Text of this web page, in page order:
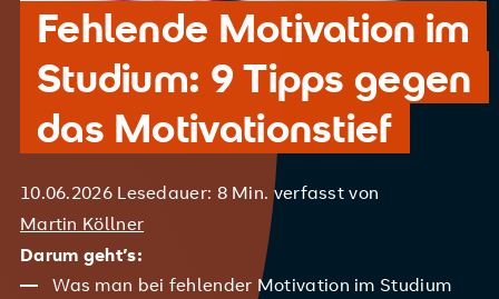
Fehlende Motivation im
Studium: 9 Tipps gegen
das Motivationstief
10.06.2026 Lesedauer: 8 Min.verfasst von
Martin Köllner
Darum geht’s:
Was man bei fehlender Motivation im Studium